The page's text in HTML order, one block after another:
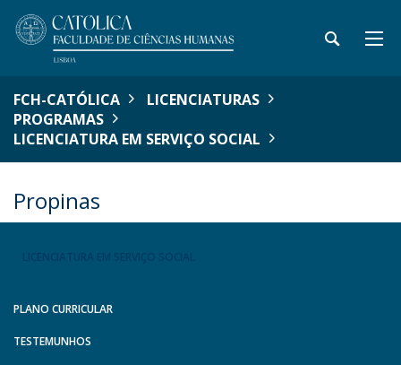
FCH-CATÓLICA
LICENCIATURAS
PROGRAMAS
LICENCIATURA EM SERVIÇO SOCIAL
Propinas
PLANO CURRICULAR
TESTEMUNHOS